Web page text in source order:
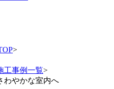
>
工事例一覧>
わやかな室内へ